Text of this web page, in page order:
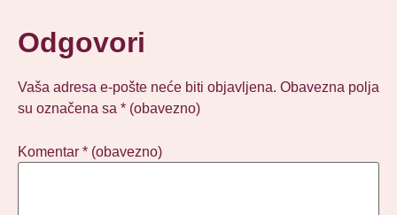
Odgovori
Vaša adresa e-pošte neće biti objavljena. Obavezna polja
su označena sa * (obavezno)
Komentar * (obavezno)